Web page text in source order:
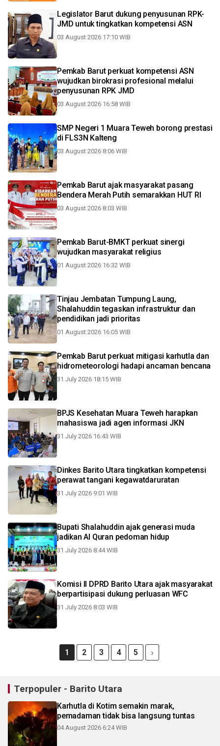
Legislator Barut dukung penyusunan RPK-
JMD untuk tingkatkan kompetensi ASN
03 August 2026 17:10 WIB
Pemkab Barut perkuat kompetensi ASN
wujudkan birokrasi profesional melalui
penyusunan RPK JMD
03 August 2026 16:58 WIB
SMP Negeri 1 Muara Teweh borong prestasi
di FLS3N Kalteng
03 August 2026 8:06 WIB
Pemkab Barut ajak masyarakat pasang
Bendera Merah Putih semarakkan HUT RI
03 August 2026 8:03 WIB
Pemkab Barut-BMKT perkuat sinergi
wujudkan masyarakat religius
01 August 2026 16:32 WIB
Tinjau Jembatan Tumpung Laung,
Shalahuddin tegaskan infrastruktur dan
pendidikan jadi prioritas
01 August 2026 16:05 WIB
Pemkab Barut perkuat mitigasi karhutla dan
hidrometeorologi hadapi ancaman bencana
31 July 2026 18:15 WIB
BPJS Kesehatan Muara Teweh harapkan
mahasiswa jadi agen informasi JKN
31 July 2026 16:43 WIB
Dinkes Barito Utara tingkatkan kompetensi
perawat tangani kegawatdaruratan
31 July 2026 9:01 WIB
Bupati Shalahuddin ajak generasi muda
jadikan Al Quran pedoman hidup
31 July 2026 8:44 WIB
Komisi II DPRD Barito Utara ajak masyarakat
berpartisipasi dukung perluasan WFC
31 July 2026 8:03 WIB
1 2 3 4 5
Terpopuler - Barito Utara
Karhutla di Kotim semakin marak,
pemadaman tidak bisa langsung tuntas
04 August 2026 6:24 WIB